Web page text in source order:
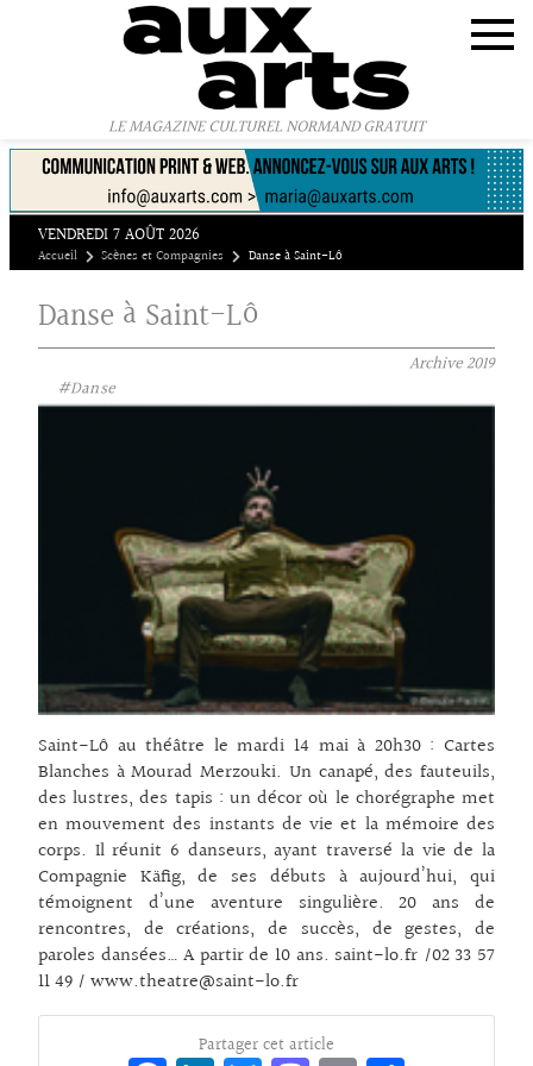
LE MAGAZINE CULTUREL NORMAND GRATUIT
VENDREDI 7 AOÛT 2026
Accueil Scènes et Compagnies Danse à Saint-Lô
Danse à Saint-Lô
Archive2019
#Danse
Saint-Lô au théâtre le mardi 14 mai à 20h30 : Cartes
Blanches à Mourad Merzouki. Un canapé, des fauteuils,
des lustres, des tapis : un décor où le chorégraphe met
en mouvement des instants de vie et la mémoire des
corps. Il réunit 6 danseurs, ayant traversé la vie de la
Compagnie Käfig, de ses débuts à aujourd’hui, qui
témoignent d’une aventure singulière. 20 ans de
rencontres, de créations, de succès, de gestes, de
paroles dansées… A partir de 10 ans. saint-lo.fr /02 33 57
11 49 / www.theatre@saint-lo.fr
Partager cet article
Panneau de gestion des cookies